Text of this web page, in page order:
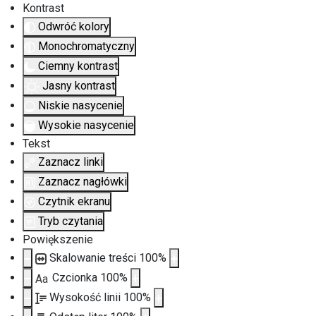
Kontrast
Odwróć kolory
Monochromatyczny
Ciemny kontrast
Jasny kontrast
Niskie nasycenie
Wysokie nasycenie
Tekst
Zaznacz linki
Zaznacz nagłówki
Czytnik ekranu
Tryb czytania
Powiększenie
Skalowanie treści 100%
Aa Czcionka 100%
Wysokość linii 100%